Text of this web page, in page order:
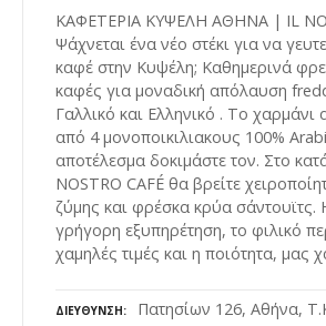
ΚΑΦΕΤΕΡΙΑ ΚΥΨΕΛΗ ΑΘΗΝΑ | IL
Ψάχνεται ένα νέο στέκι για να
καφέ στην Κυψέλη; Καθημερινά
καφές για μοναδική απόλαυση
Γαλλικό και Ελληνικό . Το χαρμάνι
από 4 μονοποικιλιακους 100%
αποτέλεσμα δοκιμάστε τον. Στο
NOSTRO CAFÉ θα βρείτε
ζύμης και φρέσκα κρύα σάντουϊτς.
γρήγορη εξυπηρέτηση, το φιλικό
χαμηλές τιμές και η ποιότητα, μας
ΔΙΕΎΘΥΝΣΗ Πατησίων 126, Αθήνα,